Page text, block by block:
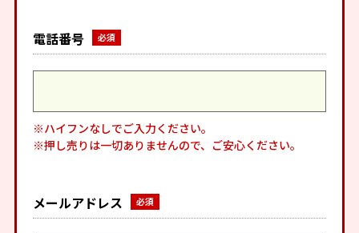
電話番号
※ハイフンなしでご入力ください。
※押し売りは一切ありませんので、ご安心ください。
メールアドレス